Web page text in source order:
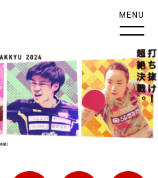
MENU